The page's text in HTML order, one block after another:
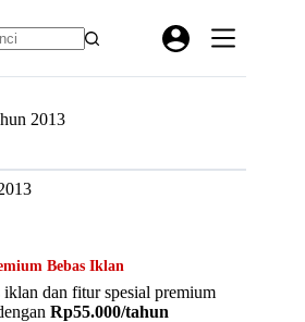
2013
Bebas Iklan
iklan dan fitur spesial premium
Rp55.000/tahun